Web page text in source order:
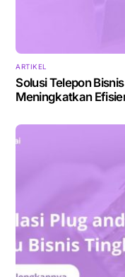
ARTIKEL
Solusi Telepon
Meningkatkan